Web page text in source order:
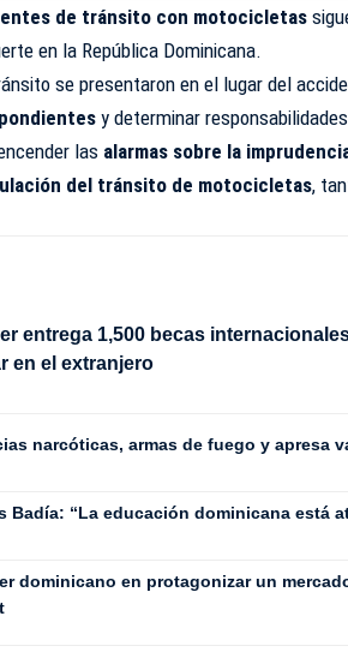
de tránsito con motocicletas
en la República Dominicana.
se presentaron en el lugar del
y determinar
las alarmas sobre la
del tránsito de motocicletas,
entrega 1,500 becas
en el extranjero
narcóticas, armas de fuego y apresa
Badía: “La educación dominicana está
dominicano en protagonizar un